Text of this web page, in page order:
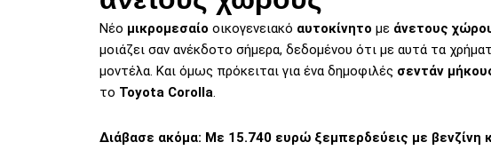
Νέο μικρομεσαίο οικογενειακό αυτοκίνητο με άνετους
μοιάζει σαν ανέκδοτο σήμερα, δεδομένου ότι με αυτά τα
μοντέλα. Και όμως πρόκειται για ένα δημοφιλές σεντάν
το Toyota Corolla.
Διάβασε ακόμα: Με 15.740 ευρώ ξεμπερδεύεις με βενζίνη